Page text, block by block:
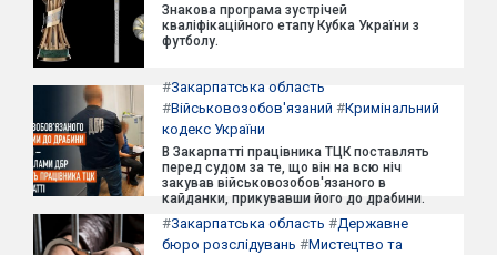
Знакова програма зустрічей
кваліфікаційного етапу Кубка України з
футболу.
#Закарпатська область
#Військовозобов'язаний #Кримінальний
кодекс України
В Закарпатті працівника ТЦК поставлять
перед судом за те, що він на всю ніч
закував військовозобов'язаного в
кайданки, прикувавши його до драбини.
#Закарпатська область #Державне
бюро розслідувань #Мистецтво та